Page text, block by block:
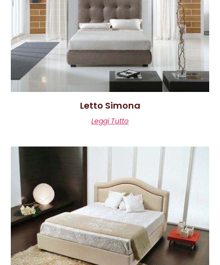
Letto Simona
Leggi Tutto